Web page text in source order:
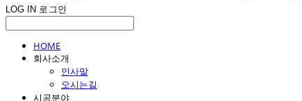
LOG IN 로그인
HOME
회사소개
인사말
오시는길
시공분야